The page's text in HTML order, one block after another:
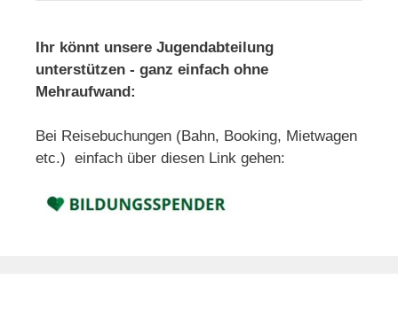
Ihr könnt unsere Jugendabteilung
unterstützen - ganz einfach ohne
Mehraufwand:
Bei Reisebuchungen (Bahn, Booking, Mietwagen
etc.) einfach über diesen Link gehen: